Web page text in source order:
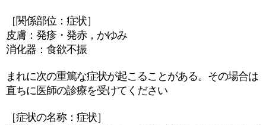
［関係部位：症状］
皮膚：発疹・発赤，かゆみ
消化器：食欲不振
まれに次の重篤な症状が起こることがある。その場合は
直ちに医師の診療を受けてください
［症状の名称：症状］